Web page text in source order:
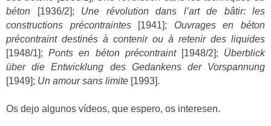
béton [1936/2]; Une révolution dans l’art de bâtir: les
constructions précontraintes[1941]; Ouvrages en béton
précontraint destinés à contenir ou à retenir des liquides
[1948/1];Ponts en béton précontraint[1948/2]; Überblick
über die Entwicklung des Gedankens der Vorspannung
[1949]; Un amour sans limite [1993].
Os dejo algunos vídeos, que espero, os interesen.